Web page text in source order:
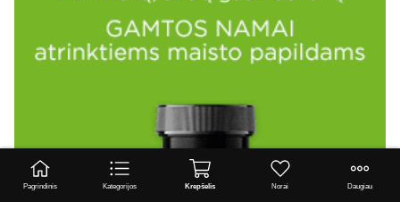
Pagrindinis Kategorijos Krepšelis Norai Daugiau